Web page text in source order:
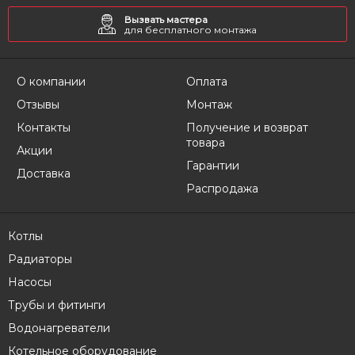
Вызвать мастера
для бесплатного монтажа
О компании
Отзывы
Контакты
Акции
Доставка
Оплата
Монтаж
Получение и возврат
товара
Гарантии
Распродажа
Котлы
Радиаторы
Насосы
Трубы и фитинги
Водонагреватели
Котельное оборудование